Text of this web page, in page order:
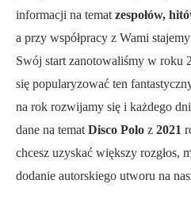
informacji na temat zespołów,
a przy współpracy z Wami
Swój start zanotowaliśmy w roku
się popularyzować ten
na rok rozwijamy się i każdego
dane na temat Disco Polo z 2021
chcesz uzyskać większy rozgłos,
dodanie autorskiego utworu na